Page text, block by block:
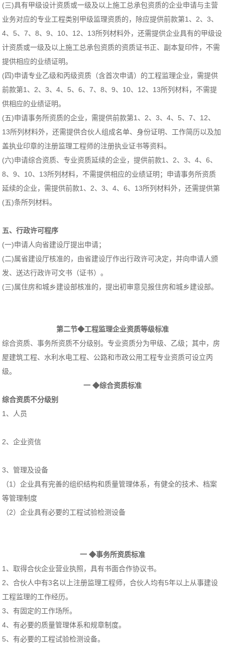
(三)具有甲级设计资质或一级及以上施工总承包资质的企业申请与主营
业务对应的专业工程类别甲级监理资质的，除应提供前款第1、2、3、
4、5、7、8、9、10、12、13所列材料外，还需提供企业具有的甲级设
计资质或一级及以上施工总承包资质的资质证书正、副本复印件，不需
提供相应的业绩证明。
(四)申请专业乙级和丙级资质（含首次申请）的工程监理企业，需提供
前款第1、2、3、4、5、6、7、8、9、10、12、13所列材料，不需提
供相应的业绩证明。
(五)申请事务所资质的企业，需提供前款第1、2、3、4、5、7、12、
13所列材料外，还需提供合伙人组成名单、身份证明、工作简历以及加
盖执业印章的注册监理工程师的注册执业证书等资料。
(六)申请综合资质、专业资质延续的企业，提供前款1、2、3、4、6、
8、9、10、13所列材料，不需提供相应的业绩证明；申请事务所资质
延续的企业，需提供前款1、2、3、4、6、13所列材料外，还需提供第
(五)条所列材料。
五、行政许可程序
(一)申请人向省建设厅提出申请；
(二)属省建设厅核准的，由省建设厅作出行政许可决定，并向申请人颁
发、送达行政许可文书（证书）。
(三)属住房和城乡建设部核准的，提出初审意见报住房和城乡建设部。
第二节◆工程监理企业资质等级标准
综合资质、事务所资质不分级别。专业资质分为甲级、乙级；其中，房
屋建筑工程、水利水电工程、公路和市政公用工程专业资质可设立丙
级。
一 ◆综合资质标准
综合资质不分级别
1、人员
2、企业资信
3、管理及设备
（1）企业具有完善的组织结构和质量管理体系，有健全的技术、档案
等管理制度
（2）企业具有必要的工程试验检测设备
一 ◆事务所资质标准
1、取得合伙企业营业执照，具有书面合作协议书。
2、合伙人中有3名以上注册监理工程师，合伙人均有5年以上从事建设
工程监理的工作经历。
3、有固定的工作场所。
4、有必要的质量管理体系和规章制度。
5、有必要的工程试验检测设备。